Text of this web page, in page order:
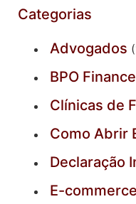
Categorias
Advogados
BPO
Clínicas de
Como Abrir
Declaração
E-commerce